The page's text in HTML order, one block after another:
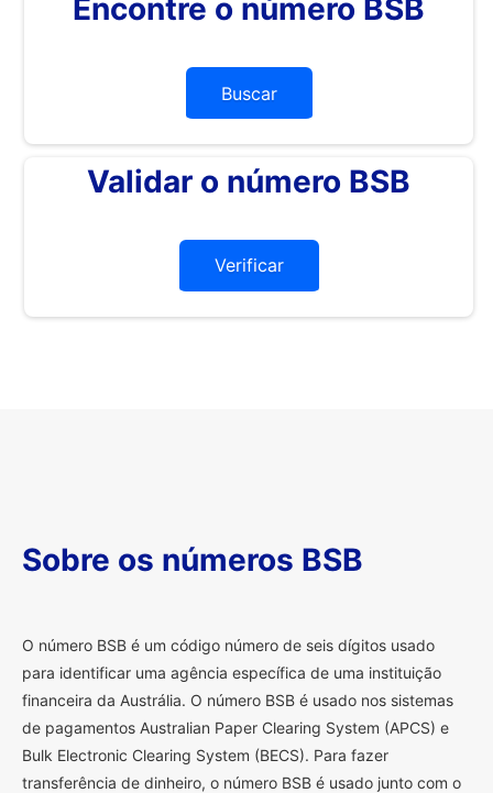
Encontre o número BSB
Buscar
Validar o número BSB
Verificar
Sobre os números BSB
O número BSB é um código número de seis dígitos usado
para identificar uma agência específica de uma instituição
financeira da Austrália. O número BSB é usado nos sistemas
de pagamentos Australian Paper Clearing System (APCS) e
Bulk Electronic Clearing System (BECS). Para fazer
transferência de dinheiro, o número BSB é usado junto com o